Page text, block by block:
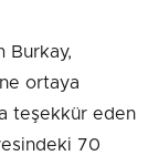
Burkay,
ortaya
teşekkür eden
70